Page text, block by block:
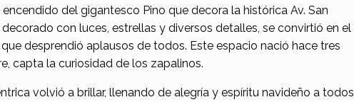
del gigantesco Pino que decora la histórica Av. San
decorado con luces, estrellas y diversos detalles, se convirtió en el
desprendió aplausos de todos. Este espacio nació hace tres
capta la curiosidad de los zapalinos.
volvió a brillar, llenando de alegría y espíritu navideño a todos